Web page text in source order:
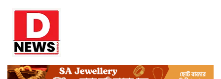
Dnews
#Medinipur24X7News